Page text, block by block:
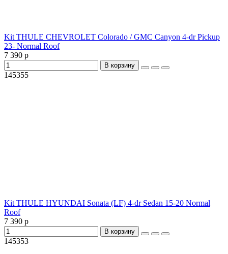
Kit THULE CHEVROLET Colorado / GMC Canyon 4-dr Pickup
23- Normal Roof
7 390 р
В корзину
145355
Kit THULE HYUNDAI Sonata (LF) 4-dr Sedan 15-20 Normal
Roof
7 390 р
В корзину
145353